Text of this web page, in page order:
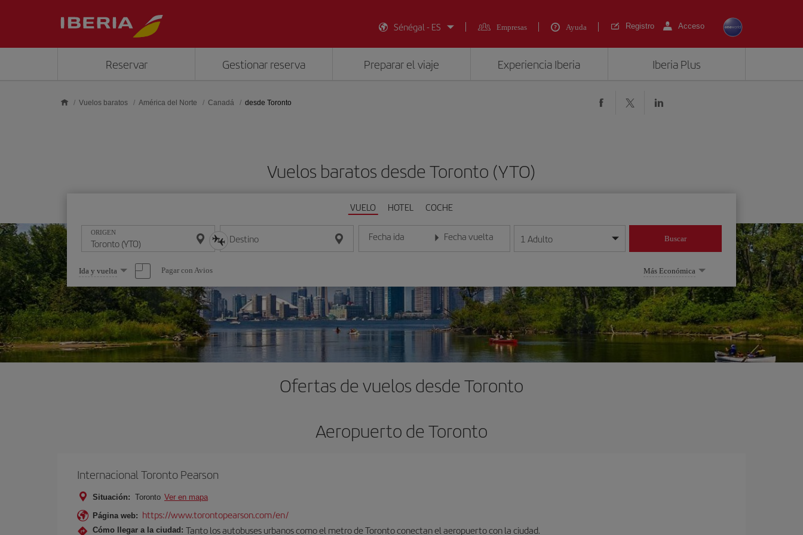
Sénégal - ES
Empresas Ayuda Registro Acceso
Reservar Gestionar reserva Preparar el viaje Experiencia Iberia Iberia Plus
Vuelos baratos América del Norte Canadá desde Toronto
Vuelos baratos desde Toronto (YTO)
VUELO HOTEL COCHE
ORIGEN Destino Fecha ida
Introduce la fecha en formato día/mes/año
Fecha vuelta
Introduce la fecha en formato día/mes/año
1 Adulto Buscar
Seleccione
una
opción
Ida y vuelta Pagar con Avios Más Económica
Ofertas de vuelos desde Toronto
Aeropuerto de Toronto
Internacional Toronto Pearson
Situación: Toronto Ver en mapa
Página web: https://www.torontopearson.com/en/
Cómo llegar a la ciudad: Tanto los autobuses urbanos como el metro de Toronto conectan el aeropuerto con la ciudad.